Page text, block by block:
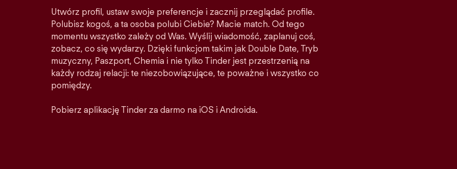
Utwórz profil, ustaw swoje preferencje i zacznij przeglądać profile.
Polubisz kogoś, a ta osoba polubi Ciebie? Macie match. Od tego
momentu wszystko zależy od Was. Wyślij wiadomość, zaplanuj coś,
zobacz, co się wydarzy. Dzięki funkcjom takim jak Double Date, Tryb
muzyczny, Paszport, Chemia i nie tylko Tinder jest przestrzenią na
każdy rodzaj relacji: te niezobowiązujące, te poważne i wszystko co
pomiędzy.
Pobierz aplikację Tinder za darmo na iOS i Androida.